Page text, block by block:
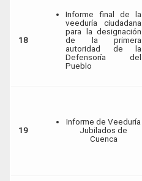
18
Informe final de la
veeduría ciudadana
para la designación
de la primera
autoridad de la
Defensoría del
Pueblo
19
Informe de Veeduría
Jubilados de
Cuenca